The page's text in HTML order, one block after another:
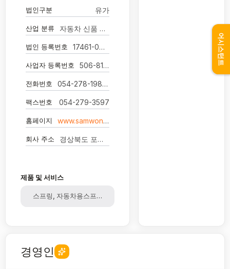
법인구분 유가
산업 분류 자동차 신품 부품 제조업
법인 등록번호 17461-0014924
사업자 등록번호 506-81-12319
전화번호 054-278-1983-8
팩스번호 054-279-3597
홈페이지 www.samwon-steel.co.kr
회사 주소 경상북도 포항시 남구 대송면 철강산단로66번길 40
제품 및 서비스
스프링, 자동차용스프링, 판스프링, 자동차스프링용소재
경영인
어시스턴트